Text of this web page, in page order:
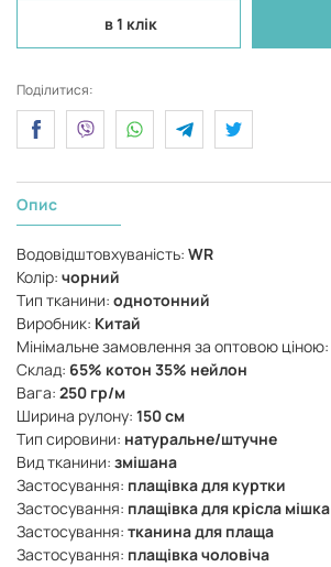
в 1 клік
Поділитися:
Опис
Водовідштовхуваність: WR
Колір: чорний
Тип тканини: однотонний
Виробник: Китай
Мінімальне замовлення за оптовою ціною:
Склад: 65% котон 35% нейлон
Вага: 250 гр/м
Ширина рулону: 150 см
Тип сировини: натуральне/штучне
Вид тканини: змішана
Застосування: плащівка для куртки
Застосування: плащівка для крісла мішка
Застосування: тканина для плаща
Застосування: плащівка чоловіча